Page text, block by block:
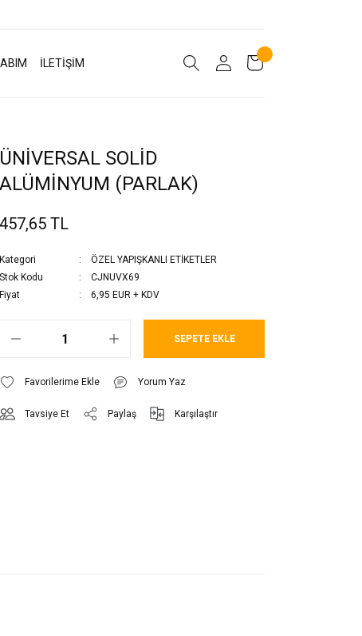
İLETİŞİM
ÜNİVERSAL SOLİD
ALÜMİNYUM (PARLAK)
457,65 TL
Kategori
ÖZEL YAPIŞKANLI ETİKETLER
Stok Kodu
CJNUVX69
Fiyat
6,95 EUR + KDV
SEPETE EKLE
Yorum Yaz
Tavsiye Et Paylaş Karşılaştır